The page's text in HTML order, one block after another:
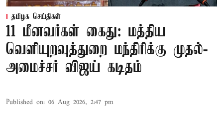
தமிழக செய்திகள்
11 மீனவர்கள் கைது: மத்திய
வெளியுறவுத்துறை மந்திரிக்கு முதல்-
அமைச்சர் விஜய் கடிதம்
Published on: 06 Aug 2026, 2:47 pm